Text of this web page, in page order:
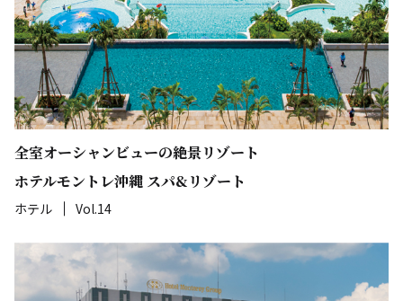
全室オーシャンビューの絶景リゾート
ホテルモントレ沖縄 スパ&リゾート
ホテル Vol.14